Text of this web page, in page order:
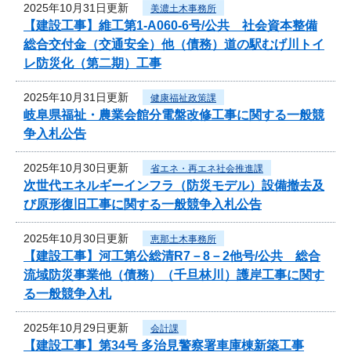
2025年10月31日更新 美濃土木事務所
【建設工事】維工第1-A060-6号/公共 社会資本整備
総合交付金（交通安全）他（債務）道の駅むげ川トイ
レ防災化（第二期）工事
2025年10月31日更新 健康福祉政策課
岐阜県福祉・農業会館分電盤改修工事に関する一般競
争入札公告
2025年10月30日更新 省エネ・再エネ社会推進課
次世代エネルギーインフラ（防災モデル）設備撤去及
び原形復旧工事に関する一般競争入札公告
2025年10月30日更新 恵那土木事務所
【建設工事】河工第公総清R7－8－2他号/公共 総合
流域防災事業他（債務）（千旦林川）護岸工事に関す
る一般競争入札
2025年10月29日更新 会計課
【建設工事】第34号 多治見警察署車庫棟新築工事